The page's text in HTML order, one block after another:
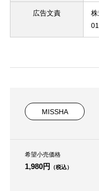
広告文責
MISSHA
希望小売価格
1,980円 （税込）